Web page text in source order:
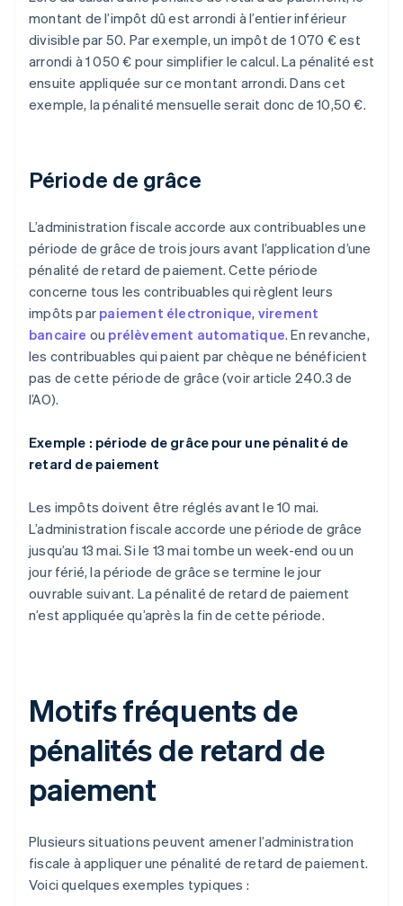
montant de l’impôt dû est arrondi à l’entier inférieur
divisible par 50. Par exemple, un impôt de 1 070 € est
arrondi à 1 050 € pour simplifier le calcul. La pénalité est
ensuite appliquée sur ce montant arrondi. Dans cet
exemple, la pénalité mensuelle serait donc de 10,50 €.
Période de grâce
L’administration fiscale accorde aux contribuables une
période de grâce de trois jours avant l’application d’une
pénalité de retard de paiement. Cette période
concerne tous les contribuables qui règlent leurs
impôts par paiement électronique, virement
bancaire ou prélèvement automatique. En revanche,
les contribuables qui paient par chèque ne bénéficient
pas de cette période de grâce (voir article 240.3 de
l’AO).
Exemple : période de grâce pour une pénalité de
retard de paiement
Les impôts doivent être réglés avant le 10 mai.
L’administration fiscale accorde une période de grâce
jusqu’au 13 mai. Si le 13 mai tombe un week-end ou un
jour férié, la période de grâce se termine le jour
ouvrable suivant. La pénalité de retard de paiement
n’est appliquée qu’après la fin de cette période.
Motifs fréquents de
pénalités de retard de
paiement
Plusieurs situations peuvent amener l’administration
fiscale à appliquer une pénalité de retard de paiement.
Voici quelques exemples typiques :